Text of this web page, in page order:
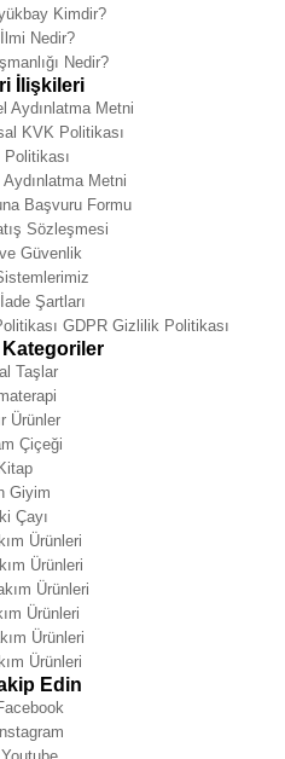
Kimdir?
Nedir?
Nedir?
İlişkileri
Aydınlatma Metni
KVK Politikası
Politikası
Aydınlatma Metni
Başvuru Formu
Sözleşmesi
Güvenlik
Şartları
GDPR Gizlilik Politikası
Kategoriler
Taşlar
Ürünler
Çiçeği
Giyim
Çayı
Ürünleri
Ürünleri
Ürünleri
Ürünleri
Ürünleri
Ürünleri
Edin